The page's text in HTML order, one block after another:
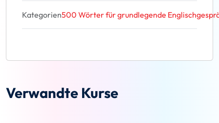
Kategorien500 Wörter für grundlegende
Verwandte Kurse